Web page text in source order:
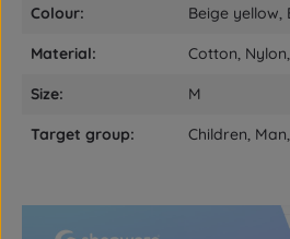
Colour: Beige yellow,
Material: Cotton,
Size: M
Target group: Children,